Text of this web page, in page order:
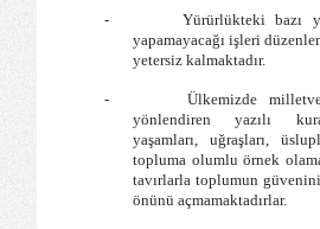
-
Yürürlükteki bazı
yapamayacağı işleri
yetersiz kalmaktadır.
-
Ülkemizde
yönlendiren yazılı
yaşamları, uğraşları,
topluma olumlu örnek
tavırlarla toplumun
önünü açmamaktadırlar.